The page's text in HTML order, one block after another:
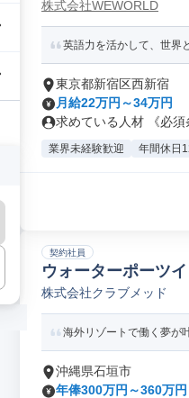
株式会社WEWORLD
英語力を活かして、世界
東京都新宿区西新宿
月給22万円～34万円
求めている人材 《必須
業界未経験歓迎 年間休日
契約社員
ウォーターポーツ
株式会社クラブメッド
海外リゾートで働く夢が
沖縄県石垣市
年俸300万円～360万円